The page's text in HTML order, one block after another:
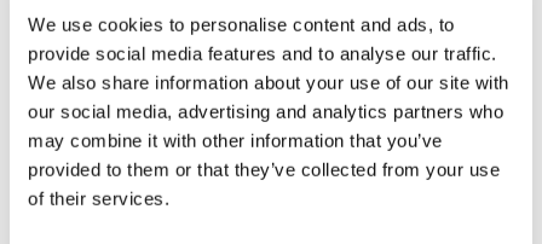
We use cookies to personalise content and ads, to
provide social media features and to analyse our traffic.
We also share information about your use of our site with
our social media, advertising and analytics partners who
may combine it with other information that you’ve
provided to them or that they’ve collected from your use
of their services.
1 Stuk Excl. btw
€25,05
Incl. btw
Toevoegen aan winkelwagen
Informatie